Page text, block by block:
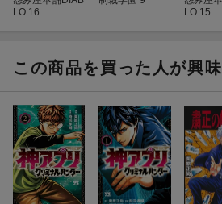
LO 16
LO 15
この商品を買った人が興